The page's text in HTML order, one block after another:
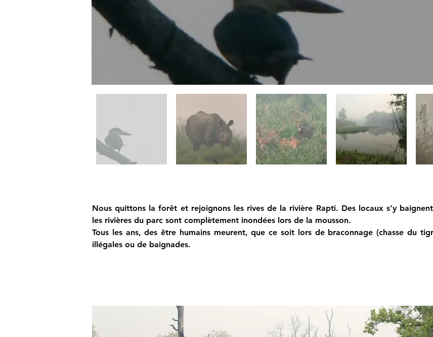
Nous quittons la forêt et rejoignons les rives de la rivière Rapti. Des locaux s’y
les rivières du parc sont complètement inondées lors de la mousson.
Tous les ans, des être humains meurent, que ce soit lors de braconnage (chasse du
illégales ou de baignades.